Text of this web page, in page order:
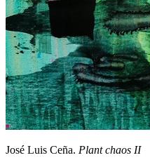
José Luis Ceña. Plant chaos II